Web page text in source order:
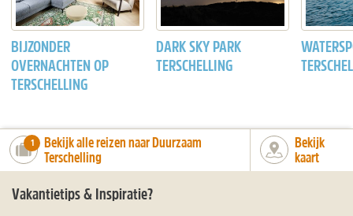
BIJZONDER
OVERNACHTEN OP
TERSCHELLING
DARK SKY PARK
TERSCHELLING
number_of_trips:
1
Bekijk alle reizen naar Duurzaam
Terschelling
Bekijk
kaart
Vakantietips & Inspiratie?